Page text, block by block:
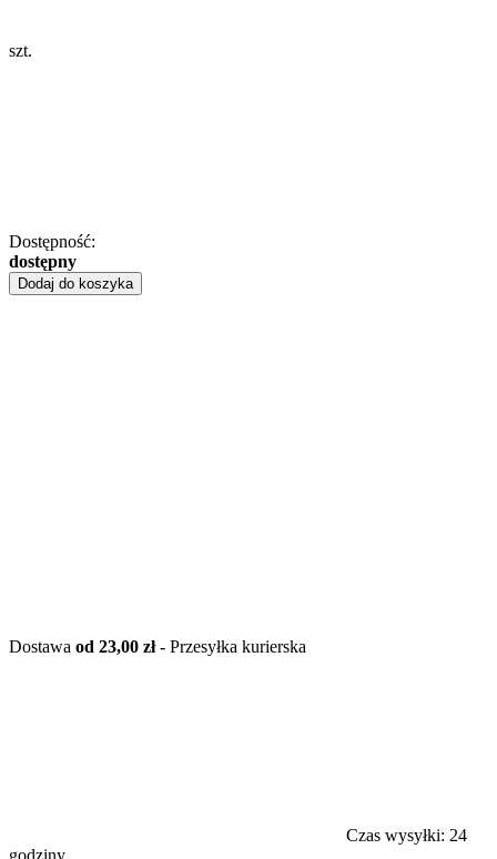
szt.
Dostępność:
dostępny
Dodaj do koszyka
Dostawa od 23,00 zł- Przesyłka kurierska
Czas wysyłki: 24
godziny